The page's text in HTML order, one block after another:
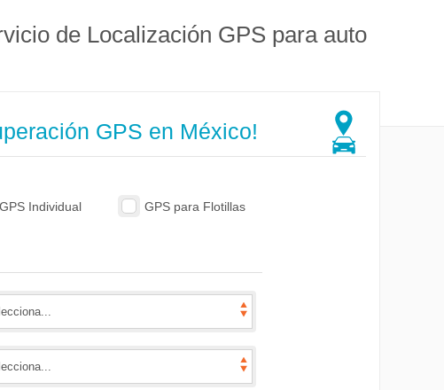
de Localización GPS para auto
GPS en México!
GPS Individual GPS para Flotillas